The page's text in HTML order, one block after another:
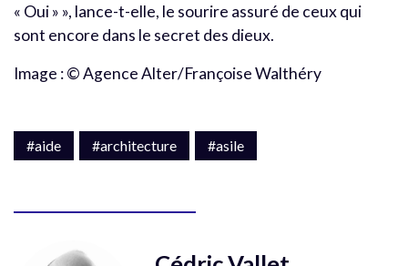
« Oui » », lance-t-elle, le sourire assuré de ceux qui
sont encore dans le secret des dieux.
Image : © Agence Alter/Françoise Walthéry
#aide #architecture #asile